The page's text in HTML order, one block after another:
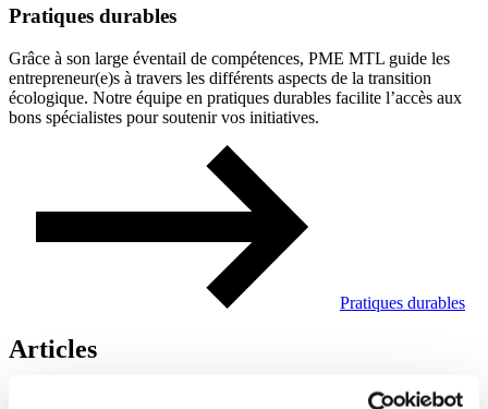
Pratiques durables
Grâce à son large éventail de compétences, PME MTL guide les
entrepreneur(e)s à travers les différents aspects de la transition
écologique. Notre équipe en pratiques durables facilite l’accès aux
bons spécialistes pour soutenir vos initiatives.
Pratiques durables
Articles